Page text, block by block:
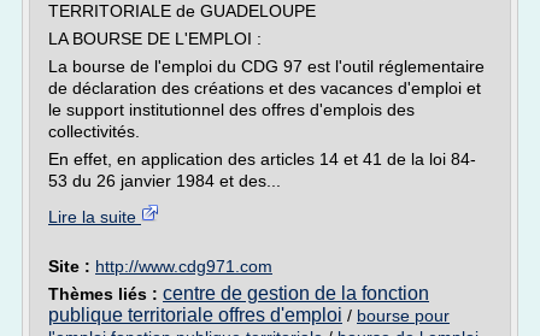
TERRITORIALE de GUADELOUPE
LA BOURSE DE L'EMPLOI :
La bourse de l'emploi du CDG 97 est l'outil réglementaire
de déclaration des créations et des vacances d'emploi et
le support institutionnel des offres d'emplois des
collectivités.
En effet, en application des articles 14 et 41 de la loi 84-
53 du 26 janvier 1984 et des...
Lire la suite
Site : http://www.cdg971.com
Thèmes liés : centre de gestion de la fonction
publique territoriale offres d'emploi / bourse pour